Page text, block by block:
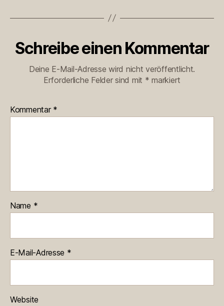
Schreibe einen Kommentar
Deine E-Mail-Adresse wird nicht veröffentlicht.
Erforderliche Felder sind mit * markiert
Kommentar *
Name *
E-Mail-Adresse *
Website